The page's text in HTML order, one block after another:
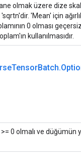
olmak üzere dize
'Mean' için
0 olması
kullanılmasıdır.
TensorBatch.
>= 0 olmalı ve